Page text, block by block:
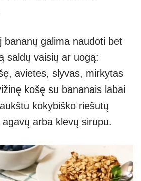
bananų galima naudoti bet
saldų vaisių ar uogą:
avietes, slyvas, mirkytas
košę su bananais labai
kokybiško riešutų
arba klevų sirupu.